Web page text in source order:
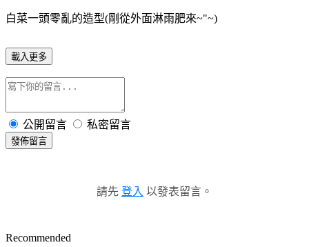
白菜一頭零亂的造型(剛從外面淋雨肥來~"~)
載入更多
公開留言 私密留言
發佈留言
請先 登入 以發表留言。
Recommended